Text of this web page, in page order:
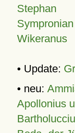
Stephan
Wikeranus
• Update:
• neu:
Apollonius